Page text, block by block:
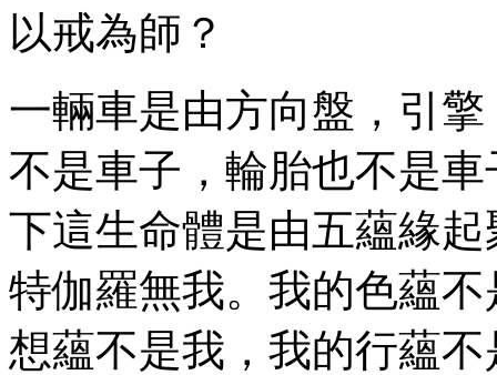
以戒為師？
一輛車是由方向盤，引
不是車子，輪胎也不是
下這生命體是由五蘊緣
特伽羅無我。我的色蘊
想蘊不是我，我的行蘊